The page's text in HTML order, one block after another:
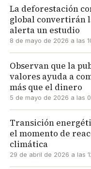
La deforestación
global convertirán
alerta un estudio
8 de mayo de 2026 a las
Observan que la
valores ayuda a
más que el dinero
5 de mayo de 2026 a las
Transición
el momento de
climática
29 de abril de 2026 a las